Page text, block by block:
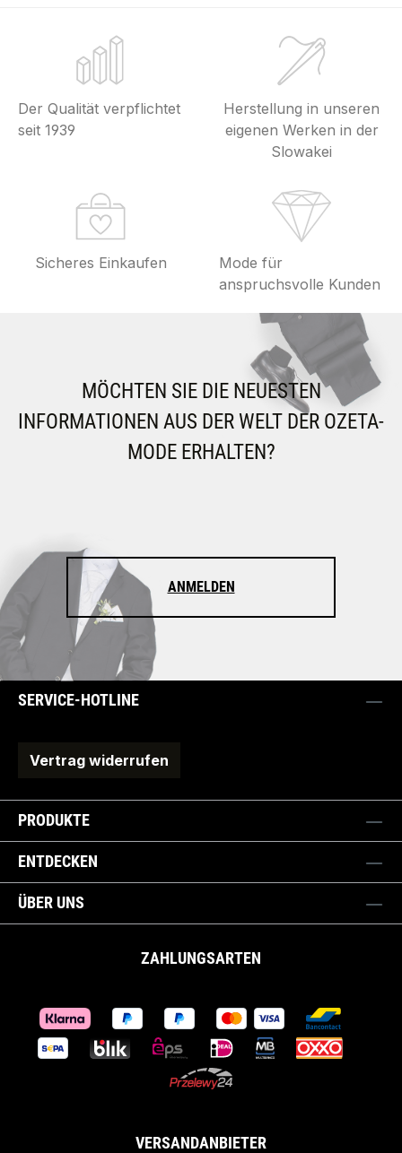
Der Qualität verpflichtet
seit 1939
Herstellung in unseren
eigenen Werken in der
Slowakei
Sicheres Einkaufen
Mode für
anspruchsvolle Kunden
MÖCHTEN SIE DIE NEUESTEN
INFORMATIONEN AUS DER WELT DER OZETA-
MODE ERHALTEN?
ANMELDEN
SERVICE-HOTLINE
Vertrag widerrufen
PRODUKTE
ENTDECKEN
ÜBER UNS
ZAHLUNGSARTEN
VERSANDANBIETER